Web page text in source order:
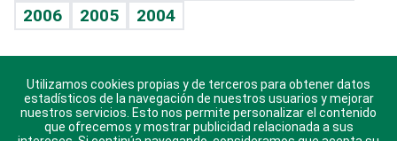
Sin complejos
En pocas palabras
Escuchando al corazón
Economía Personal
2006
2005 2004
Descarga nuestras aplicaciones para Android, iOS y
sistema Huawei.
Utilizamos cookies propias y de terceros para obtener datos
estadísticos de la navegación de nuestros usuarios y mejorar
nuestros servicios. Esto nos permite personalizar el contenido
que ofrecemos y mostrar publicidad relacionada a sus